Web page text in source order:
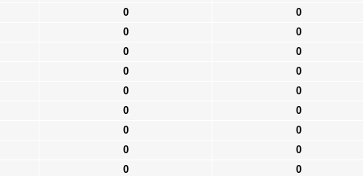
0 0
0 0
0 0
0 0
0 0
0 0
0 0
0 0
0 0